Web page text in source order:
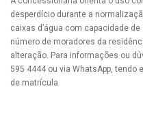
desperdício durante a
caixas d’água com capacidade
número de moradores da
alteração. Para informações ou
595 4444 ou via WhatsApp, tendo
de matrícula